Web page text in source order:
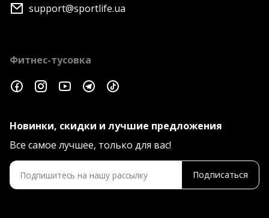
support@sportlife.ua
Фитнес-тусовка
Новинки, скидки и лучшие предложения
Все самое лучшее, только для вас!
Подписаться